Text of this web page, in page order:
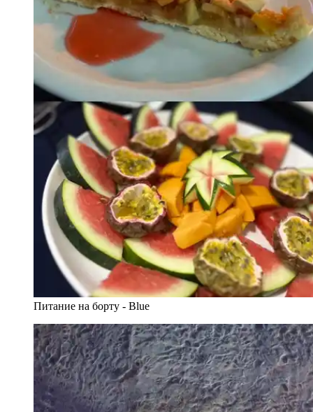
Питание на борту - Blue